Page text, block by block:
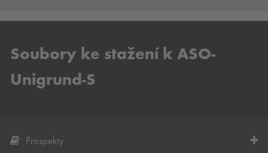
Soubory ke stažení k ASO-
Unigrund-S
Prospekty